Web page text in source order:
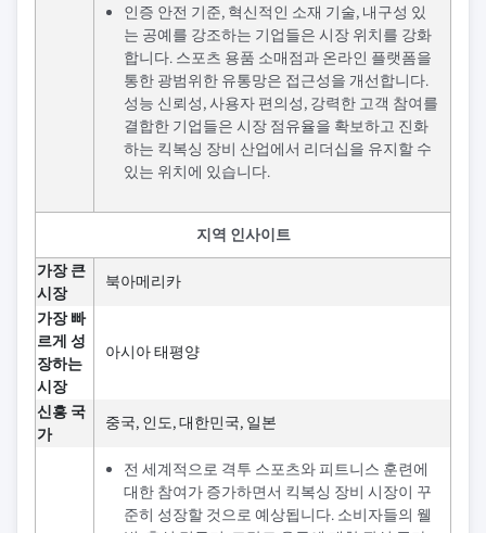
인증 안전 기준, 혁신적인 소재 기술, 내구성 있
는 공예를 강조하는 기업들은 시장 위치를 강화
합니다. 스포츠 용품 소매점과 온라인 플랫폼을
통한 광범위한 유통망은 접근성을 개선합니다.
성능 신뢰성, 사용자 편의성, 강력한 고객 참여를
결합한 기업들은 시장 점유율을 확보하고 진화
하는 킥복싱 장비 산업에서 리더십을 유지할 수
있는 위치에 있습니다.
지역 인사이트
가장 큰
시장
북아메리카
가장 빠
르게 성
장하는
시장
아시아 태평양
신흥 국
가
중국, 인도, 대한민국, 일본
전 세계적으로 격투 스포츠와 피트니스 훈련에
대한 참여가 증가하면서 킥복싱 장비 시장이 꾸
준히 성장할 것으로 예상됩니다. 소비자들의 웰